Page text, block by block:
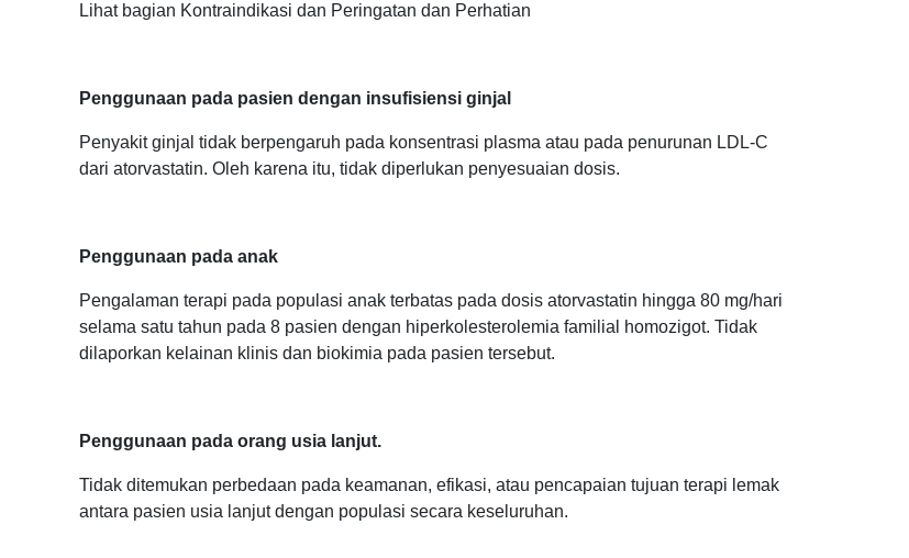
Lihat bagian Kontraindikasi dan Peringatan dan Perhatian
Penggunaan pada pasien dengan insufisiensi ginjal
Penyakit ginjal tidak berpengaruh pada konsentrasi plasma atau pada penurunan LDL-C
dari atorvastatin. Oleh karena itu, tidak diperlukan penyesuaian dosis.
Penggunaan pada anak
Pengalaman terapi pada populasi anak terbatas pada dosis atorvastatin hingga 80 mg/hari
selama satu tahun pada 8 pasien dengan hiperkolesterolemia familial homozigot. Tidak
dilaporkan kelainan klinis dan biokimia pada pasien tersebut.
Penggunaan pada orang usia lanjut.
Tidak ditemukan perbedaan pada keamanan, efikasi, atau pencapaian tujuan terapi lemak
antara pasien usia lanjut dengan populasi secara keseluruhan.